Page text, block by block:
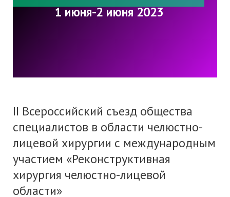
1 июня-2 июня 2023
II Всероссийский съезд общества
специалистов в области челюстно-
лицевой хирургии с международным
участием «Реконструктивная
хирургия челюстно-лицевой
области»